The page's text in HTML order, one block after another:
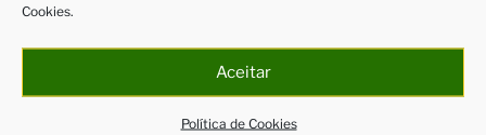
Cookies.
Aceitar
Política de Cookies